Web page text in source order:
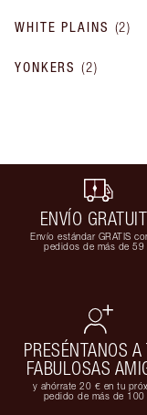
WHITE PLAINS (2)
YONKERS (2)
ENVÍO
Envío estándar GRATIS
pedidos de más de 59
PRESÉNTANOS A
FABULOSAS
y ahórrate 20 € en tu
pedido de más de 100